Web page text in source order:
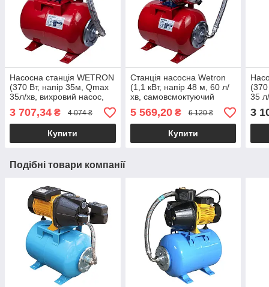
Насосна станція WETRON
(370 Вт, напір 35м, Qmax
35л/хв, вихровий насос,
бак 24 літри) для води,
свердловини
3 707,34 ₴ 4 074 ₴
Купити
Станція насосна Wetron
(1,1 кВт, напір 48 м, 60 л/
хв, самовсмоктуючий
насос, бак 24 л) для
свердловини, криниці
5 569,20₴ 6 120 ₴
Купити
35
бак
3
Подібні товари компанії